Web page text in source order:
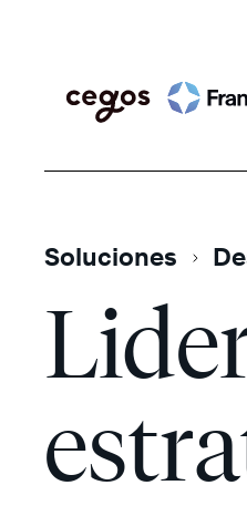
content
Soluciones